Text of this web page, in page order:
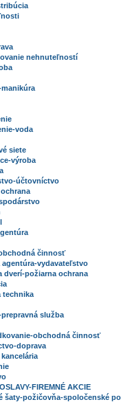
nehnuteľností
voda
siete
výroba
účtovníctvo
činnosť
agentúra-vydavateľstvo
dverí-požiarna ochrana
technika
služba
obchodná činnosť
doprava
FIREMNÉ AKCIE
šaty-požičovňa-spoločenské